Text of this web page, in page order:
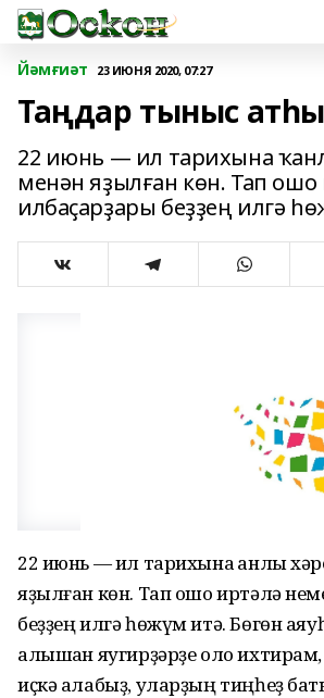
Йәмғиәт 23 ИЮНЯ 2020, 07:27
Таңдар тыныс
22 июнь — ил тарихына
менән яҙылған көн. Тап
илбаҫарҙары беҙҙең илгә
22 июнь — ил тарихына ҡанлы
яҙылған көн. Тап ошо иртәлә
беҙҙең илгә һөжүм итә. Бөгөн
алышҡан яугирҙәрҙе оло
иҫкә алабыҙ, уларҙың тиңһеҙ